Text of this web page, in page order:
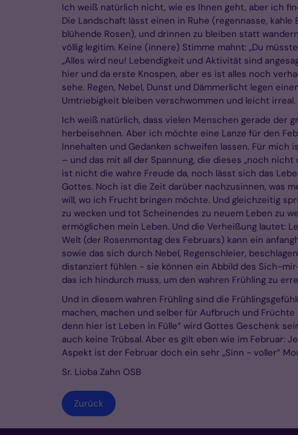
Ich weiß natürlich nicht, wie es Ihnen geht, aber ich
Die Landschaft lässt einen in Ruhe (regennasse,
blühende Rosen), und drinnen zu bleiben statt
völlig legitim. Keine (innere) Stimme mahnt: „Du
„Alles wird neu! Lebendigkeit und Aktivität sind
hier und da erste Knospen, aber es ist alles noch
sehe. Regen, Nebel, Dunst und Dämmerlicht legen
Umtriebigkeit bleiben verschwommen und leicht irreal.
Ich weiß natürlich, dass vielen Menschen gerade der
herbeisehnen. Aber ich möchte eine Lanze für den
Innehalten und Gedanken schweifen lassen. Für
– und das mit all der Spannung, die dieses „noch
ist nicht die wahre Freude da, noch lässt sich das
Gottes. Noch ist die Zeit darüber nachzusinnen, was
will, wo ich Frucht bringen möchte. Und gleichzeitig
zu wecken und tot Scheinendes zu neuem Leben zu
ermöglichen mein Leben. Und die Verheißung lautet:
Welt (der Rosenmontag des Februars) kann ein
sowie das sich durch Nebel, Regenschleier,
distanziert fühlen - sie können ein Abbild des Sich-
das ich hindurch muss, um den wahren Frühling zu
Und in diesem wahren Frühling sind die
machen, machen und selber für Aufbruch und Früchte
denn hier ist Leben in Fülle“ wird Gottes Geschenk
auch keine Trübsal. Aber es gilt eben wie im Februar:
Aspekt ist der Februar doch ein sehr „Sinn - voller“
Sr. Lioba Zahn OSB
Zurück